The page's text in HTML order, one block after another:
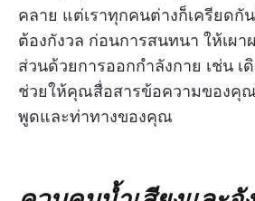
คลาย แต่เราทุกคนต่างก็เครียดกั
ต้องกังวล ก่อนการสนทนา ให้เผา
ส่วนด้วยการออกกำลังกาย เช่น เ
ช่วยให้คุณสื่อสารข้อความของคุ
พูดและท่าทางของคุณ